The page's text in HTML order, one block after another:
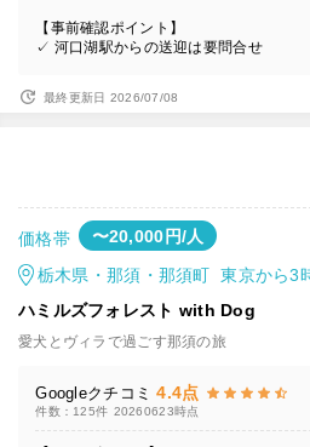
【事前確認ポイント】
✓ 河口湖駅からの送迎は要問合せ
最終更新日 2026/07/08
価格帯 〜20,000円/人
栃木県・那須・那須町 東京から3
ハミルズフォレスト with Dog
愛犬とヴィラで過ごす那須の旅
Googleクチコミ 4.4点
件数：125件 20260623時点